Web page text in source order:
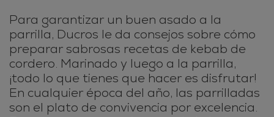
Para garantizar un buen asado a la
parrilla, Ducros le da consejos sobre cómo
preparar sabrosas recetas de kebab de
cordero. Marinado y luego a la parrilla,
¡todo lo que tienes que hacer es disfrutar!
En cualquier época del año, las parrilladas
son el plato de convivencia por excelencia.